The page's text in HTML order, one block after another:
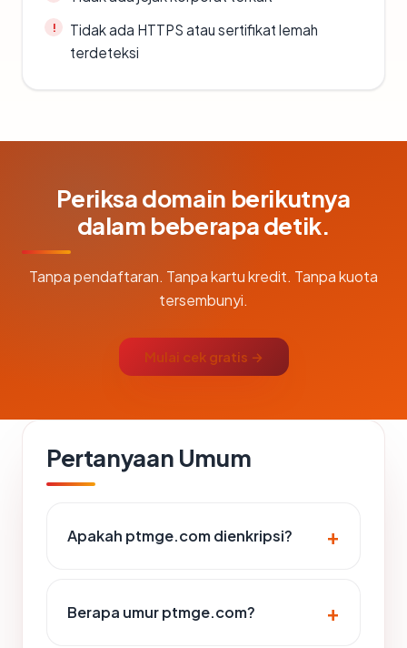
Tidak ada HTTPS atau sertifikat lemah
terdeteksi
Periksa domain berikutnya
dalam beberapa detik.
Tanpa pendaftaran. Tanpa kartu kredit. Tanpa kuota
tersembunyi.
Mulai cek gratis →
Pertanyaan Umum
Apakah ptmge.com dienkripsi?
Berapa umur ptmge.com?